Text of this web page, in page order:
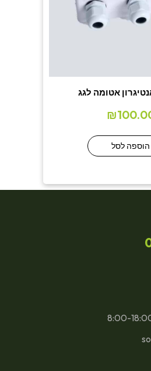
אטומה לגג
₪
הוספה לסל